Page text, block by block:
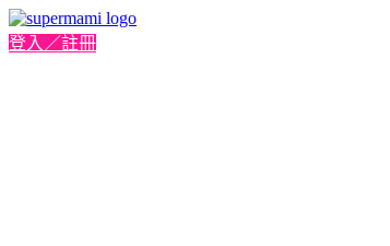
登入／註冊